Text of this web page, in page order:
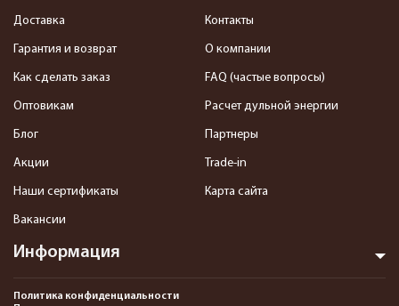
Информация
Доставка
Гарантия и возврат
Как сделать заказ
Оптовикам
Блог
Акции
Наши сертификаты
Вакансии
Контакты
О компании
FAQ (частые вопросы)
Расчет дульной энергии
Партнеры
Trade-in
Карта сайта
Политика конфиденциальности